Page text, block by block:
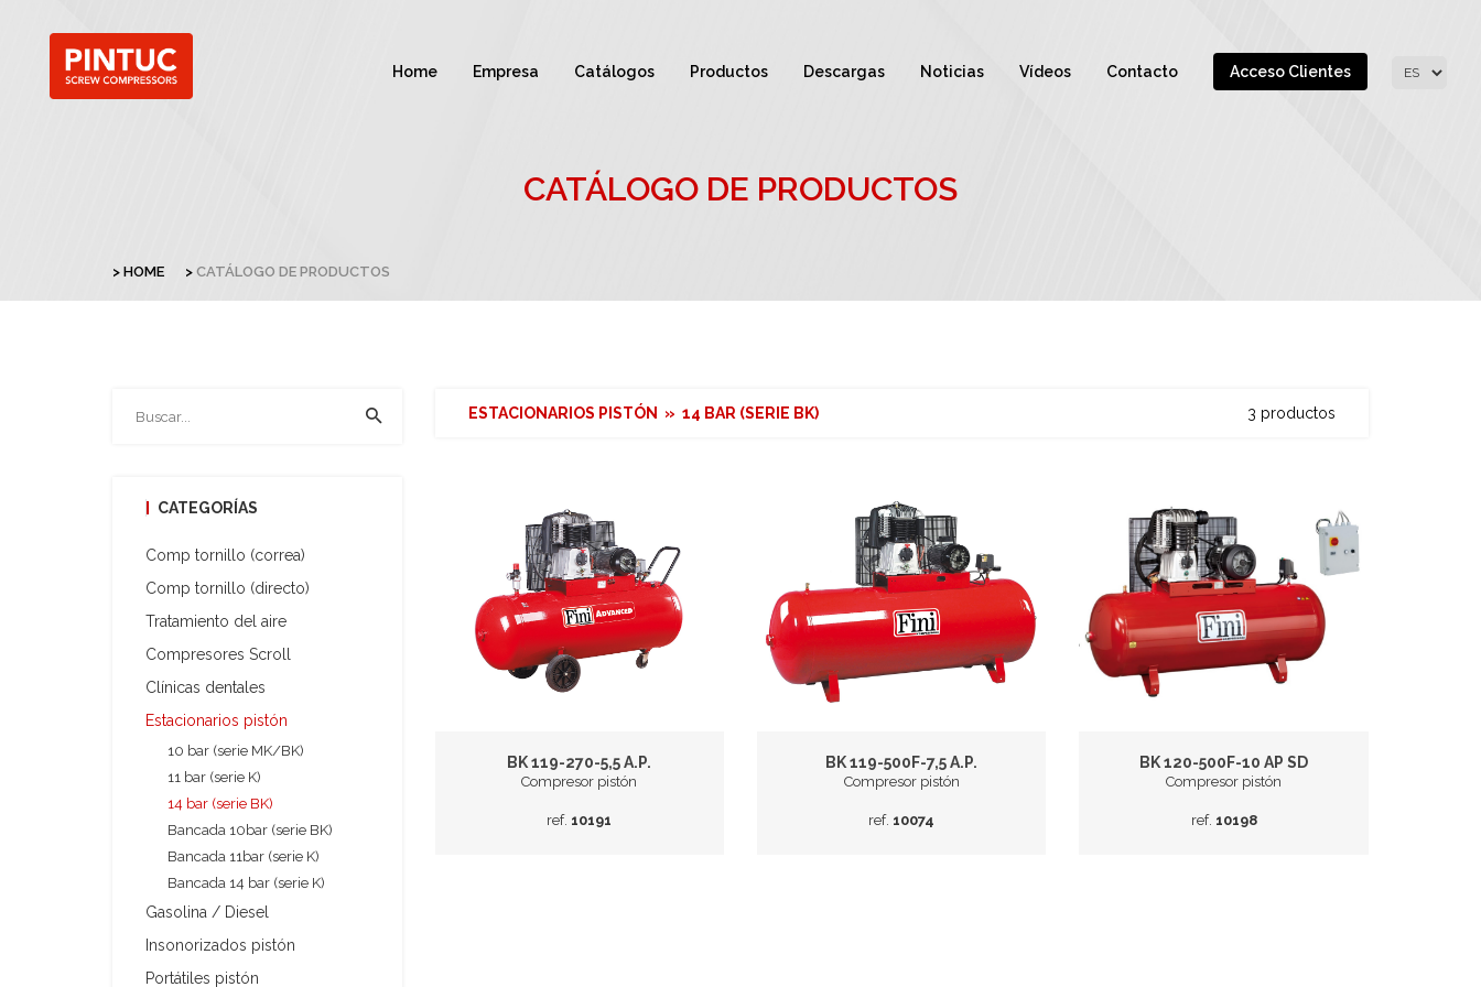
Home Empresa Catálogos Productos Descargas Noticias Vídeos Contacto Acceso Clientes
CATÁLOGO DE PRODUCTOS
HOME CATÁLOGO DE PRODUCTOS
ESTACIONARIOS PISTÓN » 14 BAR (SERIE BK) 3 productos
BK 119-270-5,5 A.P.
Compresor pistón
ref. 10191
BK 119-500F-7,5 A.P.
Compresor pistón
ref. 10074
BK 120-500F-10 AP SD
Compresor pistón
ref. 10198
CATEGORÍAS
Comp tornillo (correa)
Comp tornillo (directo)
Tratamiento del aire
Compresores Scroll
Clínicas dentales
Estacionarios pistón
10 bar (serie MK/BK)
11 bar (serie K)
14 bar (serie BK)
Bancada 10bar (serie BK)
Bancada 11bar (serie K)
Bancada 14 bar (serie K)
Gasolina / Diesel
Insonorizados pistón
Portátiles pistón